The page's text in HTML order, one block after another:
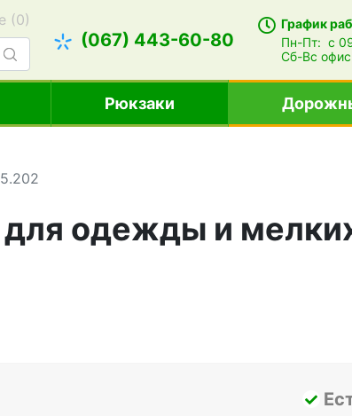
(0)
(067) 443-60-80
График
Пн-Пт:с
Сб-Вс
Рюкзаки
для одежды и